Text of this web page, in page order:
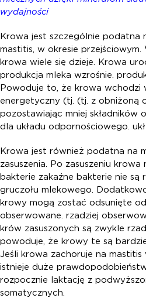
wydajności
Krowa jest szczególnie podatna
mastitis, w okresie
krowa wiele się dzieje. Krowa
produkcja mleka wzrośnie.
Powoduje to, że krowa wchodzi
energetyczny (tj. (tj. z obniżoną
pozostawiając mniej
dla układu odpornościowego.
Krowa jest również podatna na
zasuszenia. Po zasuszeniu
bakterie zakaźne bakterie nie są
gruczołu mlekowego.
krowy mogą zostać odsunięte
obserwowane. rzadziej
krów zasuszonych są zwykle
powoduje, że krowy te są
Jeśli krowa zachoruje na mastitis
istnieje duże
rozpocznie laktację z
somatycznych.